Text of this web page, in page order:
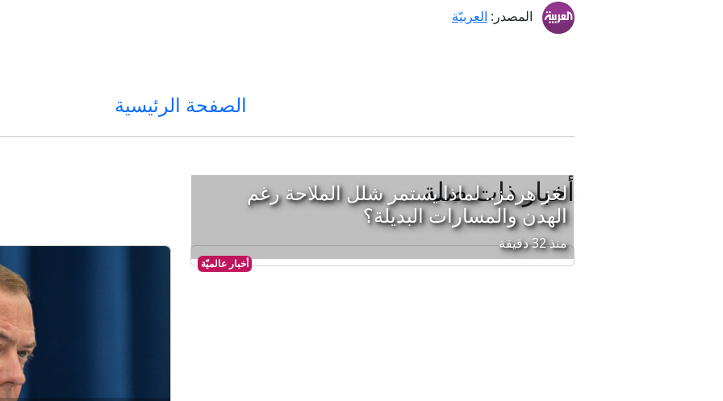
المصدر: العربيّة
الصفحة الرئيسية
أخبار ذات صلة
أخبار عالميّة
لغز هرمز.. لماذا يستمر شلل الملاحة رغم
الهدن والمسارات البديلة؟
منذ 32 دقيقة